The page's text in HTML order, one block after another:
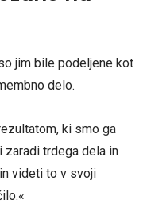
jim bile podeljene kot
delo.
ki smo ga
trdega dela in
videti to v svoji